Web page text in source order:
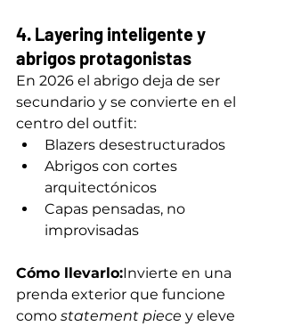
4. Layering inteligente y
abrigos protagonistas
En 2026 el abrigo deja de ser
secundario y se convierte en el
centro del outfit:
Blazers desestructurados
Abrigos con cortes
arquitectónicos
Capas pensadas, no
improvisadas
Cómo llevarlo:Invierte en una
prenda exterior que funcione
como statement piece y eleve